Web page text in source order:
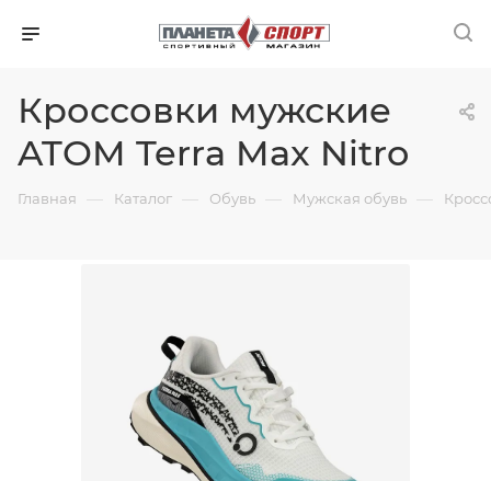
Кроссовки мужские
ATOM Terra Max Nitro
Главная — Каталог — Обувь — Мужская обувь —